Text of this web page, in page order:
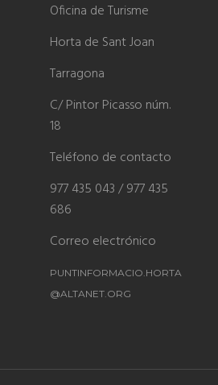
Oficina de Turisme
Horta de Sant Joan
Tarragona
C/ Pintor Picasso núm.
18
Teléfono de contacto
977 435 043 / 977 435
686
Correo electrónico
PUNTINFORMACIO.HORTA
@ALTANET.ORG